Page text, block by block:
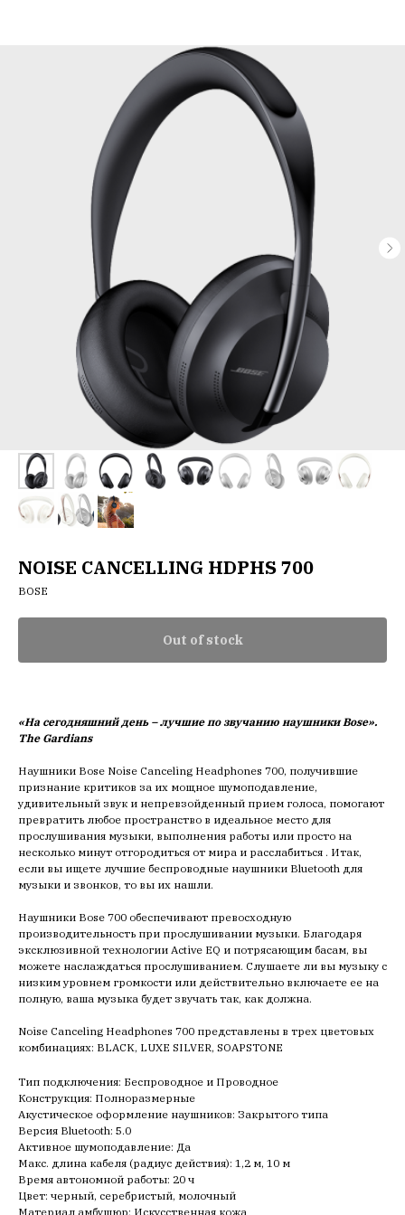
NOISE CANCELLING HDPHS 700
BOSE
Out of stock
«На сегодняшний день – лучшие по звучанию наушники Bose».
The Gardians
Наушники Bose Noise Canceling Headphones 700, получившие
признание критиков за их мощное шумоподавление,
удивительный звук и непревзойденный прием голоса, помогают
превратить любое пространство в идеальное место для
прослушивания музыки, выполнения работы или просто на
несколько минут отгородиться от мира и расслабиться . Итак,
если вы ищете лучшие беспроводные наушники Bluetooth для
музыки и звонков, то вы их нашли.
Наушники Bose 700 обеспечивают превосходную
производительность при прослушивании музыки. Благодаря
эксклюзивной технологии Active EQ и потрясающим басам, вы
можете наслаждаться прослушиванием. Слушаете ли вы музыку с
низким уровнем громкости или действительно включаете ее на
полную, ваша музыка будет звучать так, как должна.
Noise Canceling Headphones 700 представлены в трех цветовых
комбинациях: BLACK, LUXE SILVER, SOAPSTONE
Тип подключения: Беспроводное и Проводное
Конструкция: Полноразмерные
Акустическое оформление наушников: Закрытого типа
Версия Bluetooth: 5.0
Активное шумоподавление: Да
Макс. длина кабеля (радиус действия): 1,2 м, 10 м
Время автономной работы: 20 ч
Цвет: черный, серебристый, молочный
Материал амбушюр: Искусственная кожа